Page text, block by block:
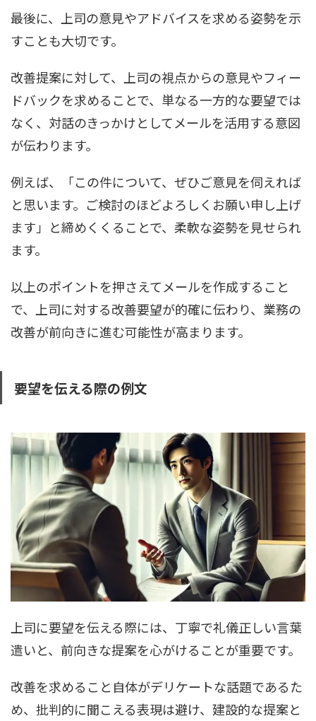
最後に、上司の意見やアドバイスを求める姿勢を示
すことも大切です。
改善提案に対して、上司の視点からの意見やフィー
ドバックを求めることで、単なる一方的な要望では
なく、対話のきっかけとしてメールを活用する意図
が伝わります。
例えば、「この件について、ぜひご意見を伺えれば
と思います。ご検討のほどよろしくお願い申し上げ
ます」と締めくくることで、柔軟な姿勢を見せられ
ます。
以上のポイントを押さえてメールを作成すること
で、上司に対する改善要望が的確に伝わり、業務の
改善が前向きに進む可能性が高まります。
要望を伝える際の例文
上司に要望を伝える際には、丁寧で礼儀正しい言葉
遣いと、前向きな提案を心がけることが重要です。
改善を求めること自体がデリケートな話題であるた
め、批判的に聞こえる表現は避け、建設的な提案と